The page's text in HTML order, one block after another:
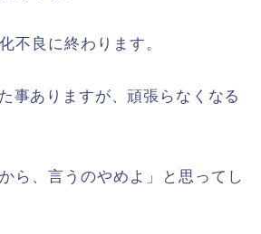
不良に終わります。
事ありますが、頑張らなくなる
ら、言うのやめよ」と思ってし